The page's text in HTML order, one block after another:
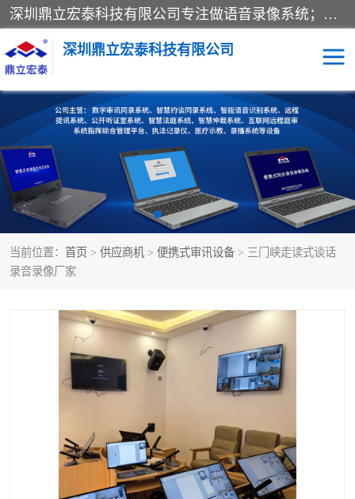
深圳鼎立宏泰科技有限公司专注做语音录像系统；主要服务有：约谈室同步录音录像系统、设计数字询问同步录音录像、数字约谈室同步录音录像、公开听证室、智慧庭审、智能语音识别转写、远程提讯（提审）、记录仪、远程指挥综合管理平台、录播系统等
深圳鼎立宏泰科技有限公司
当前位置： 首页 > 供应商机 > 便携式审讯设备 > 三门峡走读式谈话
录音录像厂家
同步录音录像设备 便携式审讯设备
数字法庭 听证室
远程提讯 语音识别